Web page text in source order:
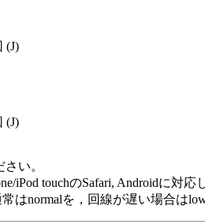
(J)
(J)
い。
iPod touchのSafari, Androidに
はnormalを，回線が遅い場合は